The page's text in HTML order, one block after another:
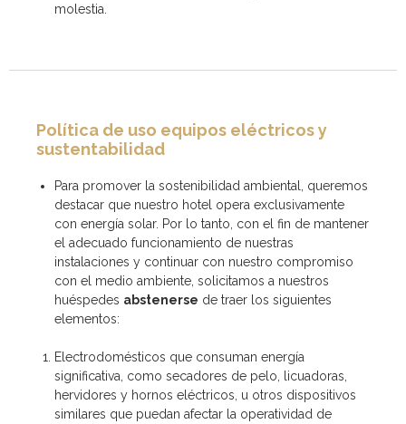
molestia.
Política de uso equipos eléctricos y
sustentabilidad
Para promover la sostenibilidad ambiental, queremos
destacar que nuestro hotel opera exclusivamente
con energía solar. Por lo tanto, con el fin de mantener
el adecuado funcionamiento de nuestras
instalaciones y continuar con nuestro compromiso
con el medio ambiente, solicitamos a nuestros
huéspedes abstenerse de traer los siguientes
elementos:
Electrodomésticos que consuman energía
significativa, como secadores de pelo, licuadoras,
hervidores y hornos eléctricos, u otros dispositivos
similares que puedan afectar la operatividad de